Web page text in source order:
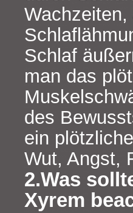
Schlaf
man das
des
ein
Wut, Angst,
2.Was
Xyrem